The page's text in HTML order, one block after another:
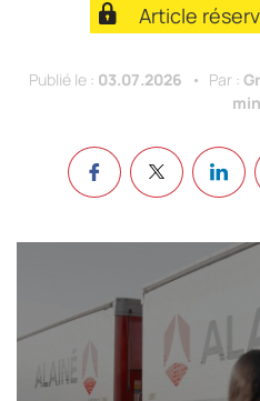
Article
Publié le : 03.07.2026 Par :